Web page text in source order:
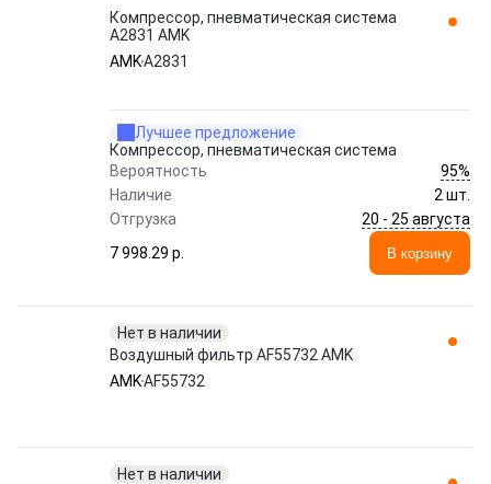
Компрессор, пневматическая система
A2831 AMK
AMKA2831
Лучшее предложение
Компрессор, пневматическая система
Вероятность
95%
Наличие
2 шт.
Отгрузка
20 - 25 августа
7 998.29 p.
В корзину
Нет в наличии
Воздушный фильтр AF55732 AMK
AMKAF55732
Нет в наличии